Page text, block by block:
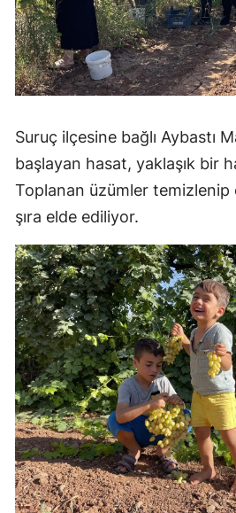
Suruç ilçesine bağlı Aybastı
başlayan hasat, yaklaşık bir
Toplanan üzümler
şıra elde ediliyor.